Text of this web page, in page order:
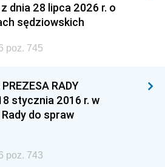
z dnia 28 lipca 2026 r. o
sędziowskich
poz. 745
RADY
stycznia 2016 r. w
do spraw
poz. 743